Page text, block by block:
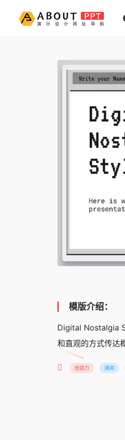
模版介绍：
Digital Nostalgia
和直观的方式传达
创造力 通用